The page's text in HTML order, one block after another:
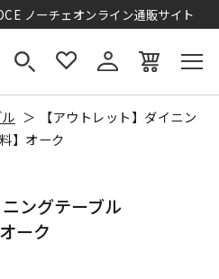
ノーチェオンライン通販サイト
【アウトレット】ダイニン
】オーク
ングテーブル
ーク